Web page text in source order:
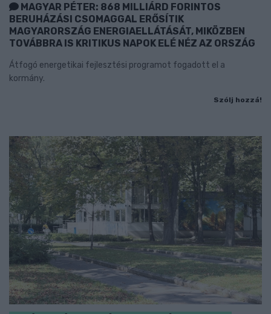
MAGYAR PÉTER: 868 MILLIÁRD FORINTOS
BERUHÁZÁSI CSOMAGGAL ERŐSÍTIK
MAGYARORSZÁG ENERGIAELLÁTÁSÁT, MIKÖZBEN
TOVÁBBRA IS KRITIKUS NAPOK ELÉ NÉZ AZ ORSZÁG
Átfogó energetikai fejlesztési programot fogadott el a
kormány.
Szólj hozzá!